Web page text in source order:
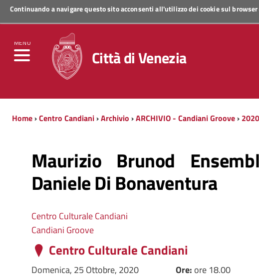
Continuando a navigare questo sito acconsenti all'utilizzo dei cookie sul
MENU
Regione Veneto
Città di Venezia
Home›Centro Candiani›Archivio ›ARCHIVIO - Candiani Groove›
Maurizio Brunod
Daniele Di Bonaventura
Centro Culturale Candiani
Candiani Groove
Centro Culturale Candiani
Domenica, 25 Ottobre, 2020 Ore: ore 18.00